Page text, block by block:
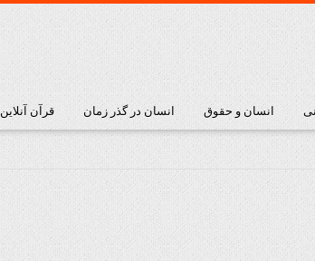
انسان و حقوق انسان در گذر زمان قرآن آنلاین